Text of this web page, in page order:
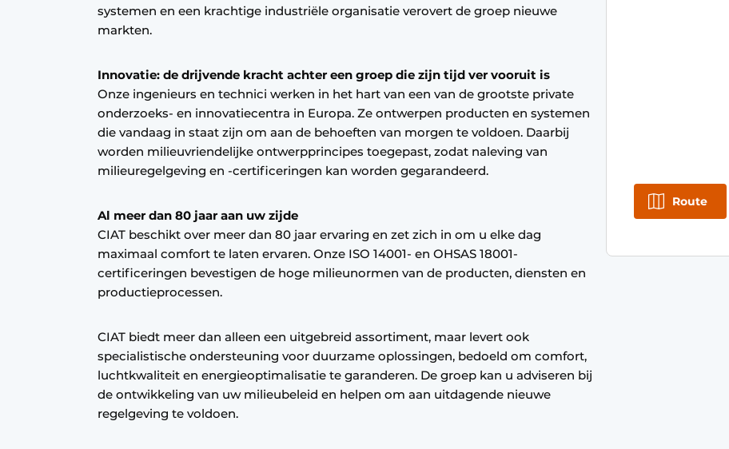
systemen en een krachtige industriële organisatie verovert de groep nieuwe
markten.
Innovatie: de drijvende kracht achter een groep die zijn tijd ver vooruit is
Onze ingenieurs en technici werken in het hart van een van de grootste private
onderzoeks- en innovatiecentra in Europa. Ze ontwerpen producten en systemen
die vandaag in staat zijn om aan de behoeften van morgen te voldoen. Daarbij
worden milieuvriendelijke ontwerpprincipes toegepast, zodat naleving van
milieuregelgeving en -certificeringen kan worden gegarandeerd.
Al meer dan 80 jaar aan uw zijde
CIAT beschikt over meer dan 80 jaar ervaring en zet zich in om u elke dag
maximaal comfort te laten ervaren. Onze ISO 14001- en OHSAS 18001-
certificeringen bevestigen de hoge milieunormen van de producten, diensten en
productieprocessen.
CIAT biedt meer dan alleen een uitgebreid assortiment, maar levert ook
specialistische ondersteuning voor duurzame oplossingen, bedoeld om comfort,
luchtkwaliteit en energieoptimalisatie te garanderen. De groep kan u adviseren bij
de ontwikkeling van uw milieubeleid en helpen om aan uitdagende nieuwe
regelgeving te voldoen.
Route